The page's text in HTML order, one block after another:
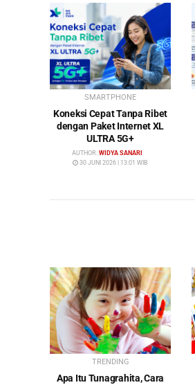
SMARTPHONE
Koneksi Cepat Tanpa Ribet
dengan Paket Internet XL
ULTRA 5G+
AUTHOR: WIDYA SANARI
30 JUNI 2026 | 13:01 WIB
TRENDING
Apa Itu Tunagrahita, Cara